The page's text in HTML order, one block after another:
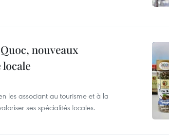
nouveaux
les associant au tourisme et à la
ses spécialités locales.